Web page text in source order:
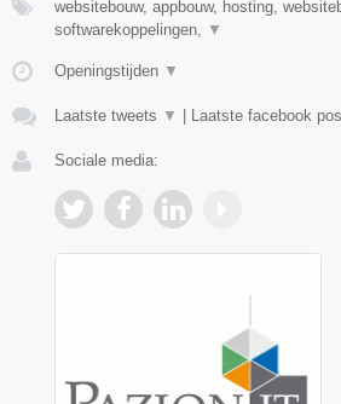
websitebouw, appbouw, hosting,
softwarekoppelingen,
▼
Openingstijden ▼
Laatste tweets ▼ | Laatste facebook
Sociale media: